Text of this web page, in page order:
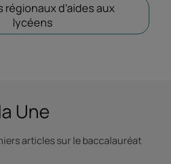
régionaux d’aides aux
lycéens Ouvrir dans un nouvel
Une
articles sur le baccalauréat